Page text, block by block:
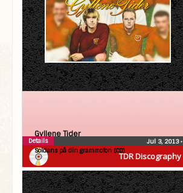
TDR Discography
Gyllene Tider
Soldans på din grammofon (CD)
Jul 3, 2013•
Details